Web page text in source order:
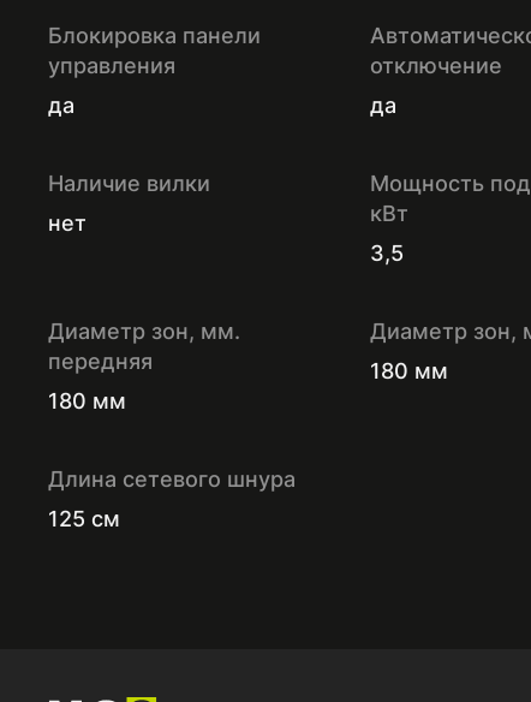
Блокировка панели
управления
да
отключение
да
Наличие вилки
нет
Мощность
кВт
3,5
Диаметр зон, мм.
передняя
180 мм
Диаметр зон,
180 мм
Длина сетевого шнура
125 см